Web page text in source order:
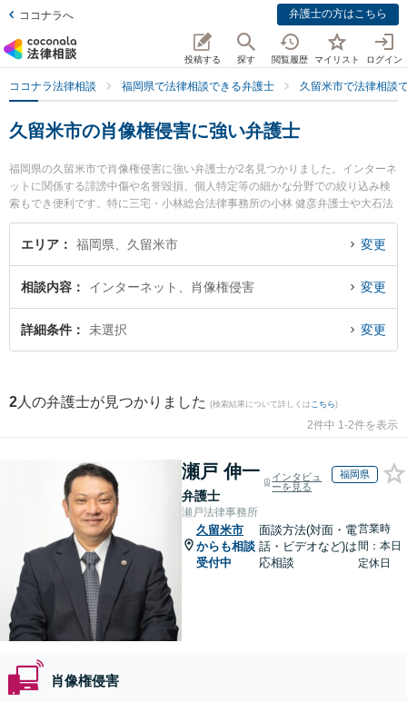
ココナラへ 弁護士の方はこちら
投稿する 探す 閲覧履歴 マイリスト ログイン
ココナラ法律相談 福岡県で法律相談できる弁護士 久留米市で法律相談
久留米市の肖像権侵害に強い弁護士
福岡県の久留米市で肖像権侵害に強い弁護士が2名見つかりました。インターネ
ットに関係する誹謗中傷や名誉毀損、個人特定等の細かな分野での絞り込み検
索もでき便利です。特に三宅・小林総合法律事務所の小林 健彦弁護士や大石法
律事務所の山口 高志郎弁護士のプロフィール情報や弁護士費用、強みなどが注
目されています。『久留米市で土日や夜間に発生した肖像権侵害のトラブルを
市内の弁護士に相談予約したい』などでお困りの相談者さんにおすすめです。
エリア 福岡県、久留米市 変更
相談内容 インターネット、肖像権侵害 変更
詳細条件 未選択 変更
2 人の弁護士が見つかりました (検索結果について詳しくは こちら)
2件中 1-2件を表示
瀬戸 伸一
弁護士
インタビュ
ーを見る
福岡県
瀬戸法律事務所
久留米市
からも相談
受付中
面談方法(対面・電
話・ビデオなど)は
応相談
営業時
間：本日
定休日
肖像権侵害